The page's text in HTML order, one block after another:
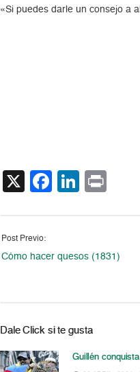
«Si puedes darle un consejo a
X Facebook
Post Previo:
Cómo hacer quesos (1831)
Dale Click si te gusta
Guillén